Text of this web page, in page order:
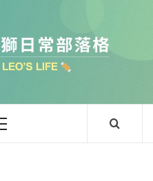
粉獅日常